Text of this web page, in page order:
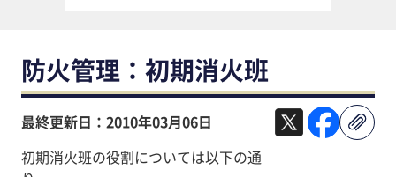
防火管理：初期消火班
最終更新日：2010年03月06日
初期消火班の役割については以下の通